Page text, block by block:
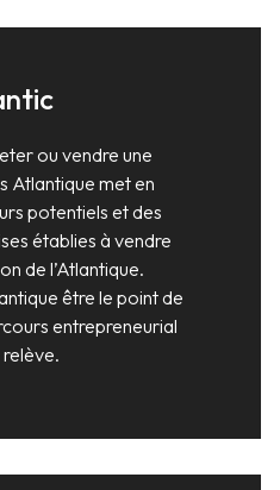
ou vendre une
Atlantique met en
potentiels et des
établies à vendre
de l’Atlantique.
être le point de
entrepreneurial